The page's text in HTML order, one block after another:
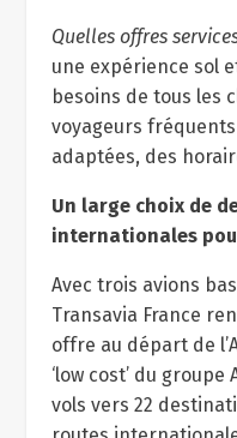
Quelles offres
une expérience sol
besoins de tous les
voyageurs
adaptées, des
Un large choix de
internationales
Avec trois avions
Transavia France
offre au départ de
‘low cost’ du
vols vers 22